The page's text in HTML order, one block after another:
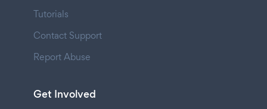
Tutorials
Contact Support
Report Abuse
Get Involved